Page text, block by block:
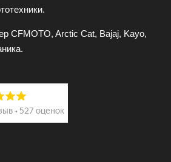
CFMOTO, Arctic Cat, Bajaj, Kayo,